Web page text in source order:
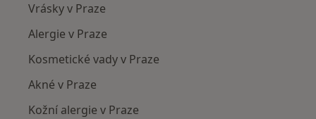
Vrásky v Praze
Alergie v Praze
Kosmetické vady v Praze
Akné v Praze
Kožní alergie v Praze